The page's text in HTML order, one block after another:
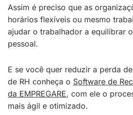
Assim é preciso que as
horários flexíveis ou mesmo
ajudar o trabalhador a equilibrar
pessoal.
E se você quer reduzir a perda
de RH conheça o Software de
da EMPREGARE, com ele o
mais ágil e otimizado.